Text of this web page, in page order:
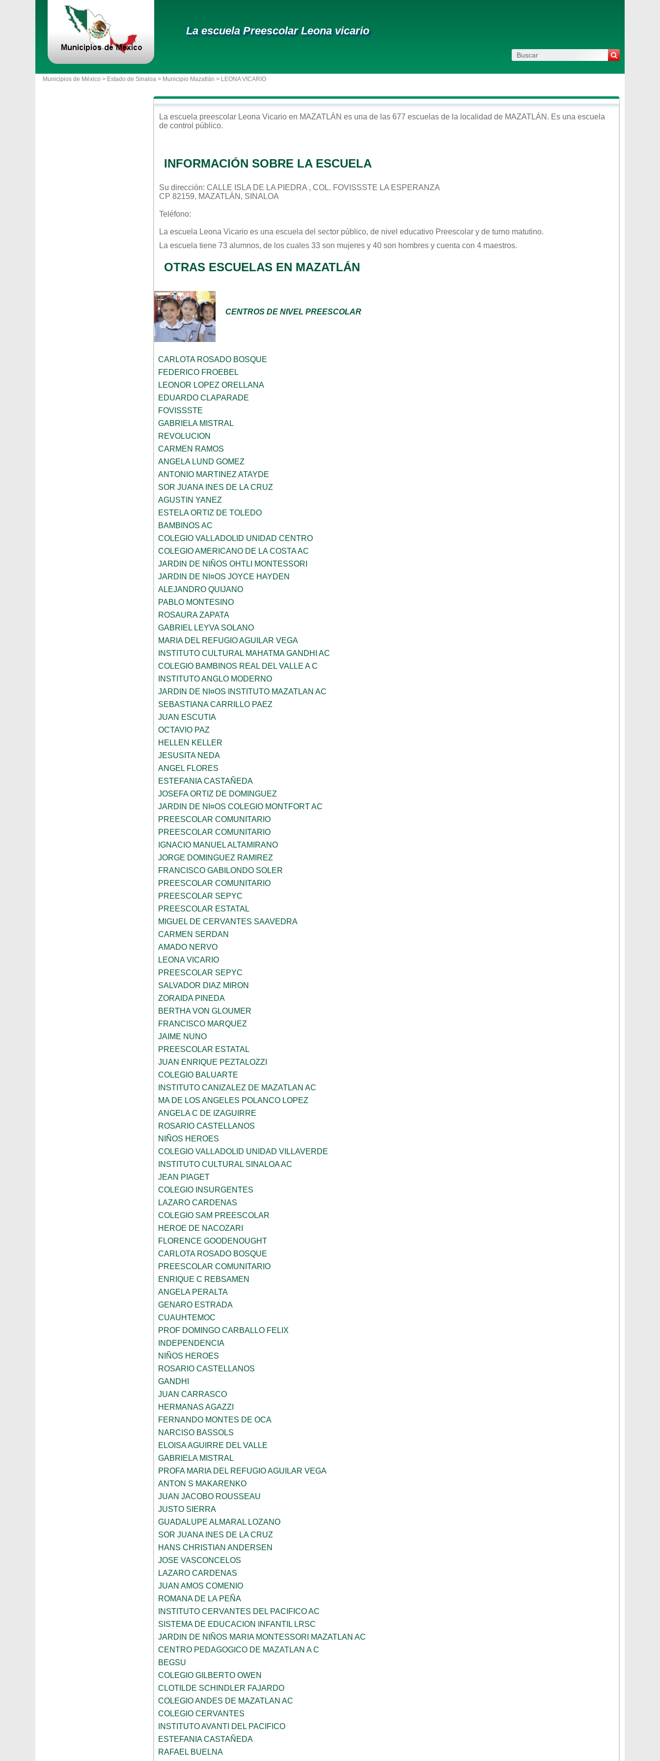
La escuela Preescolar Leona vicario
Municipios de México > Estado de Sinaloa > Municipio Mazatlán > LEONA VICARIO
La escuela preescolar Leona Vicario en MAZATLÁN es una de las 677 escuelas de la localidad de MAZATLÁN . Es una escuela
de control público.
INFORMACIÓN SOBRE LA ESCUELA
Su dirección: CALLE ISLA DE LA PIEDRA , COL. FOVISSSTE LA ESPERANZA
CP 82159, MAZATLÁN, SINALOA
Teléfono:
La escuela Leona Vicario es una escuela del sector público, de nivel educativo Preescolar y de turno matutino.
La escuela tiene 73 alumnos, de los cuales 33 son mujeres y 40 son hombres y cuenta con 4 maestros.
OTRAS ESCUELAS EN MAZATLÁN
CENTROS DE NIVEL PREESCOLAR
CARLOTA ROSADO BOSQUE
FEDERICO FROEBEL
LEONOR LOPEZ ORELLANA
EDUARDO CLAPARADE
FOVISSSTE
GABRIELA MISTRAL
REVOLUCION
CARMEN RAMOS
ANGELA LUND GOMEZ
ANTONIO MARTINEZ ATAYDE
SOR JUANA INES DE LA CRUZ
AGUSTIN YANEZ
ESTELA ORTIZ DE TOLEDO
BAMBINOS AC
COLEGIO VALLADOLID UNIDAD CENTRO
COLEGIO AMERICANO DE LA COSTA AC
JARDIN DE NIÑOS OHTLI MONTESSORI
JARDIN DE NI¤OS JOYCE HAYDEN
ALEJANDRO QUIJANO
PABLO MONTESINO
ROSAURA ZAPATA
GABRIEL LEYVA SOLANO
MARIA DEL REFUGIO AGUILAR VEGA
INSTITUTO CULTURAL MAHATMA GANDHI AC
COLEGIO BAMBINOS REAL DEL VALLE A C
INSTITUTO ANGLO MODERNO
JARDIN DE NI¤OS INSTITUTO MAZATLAN AC
SEBASTIANA CARRILLO PAEZ
JUAN ESCUTIA
OCTAVIO PAZ
HELLEN KELLER
JESUSITA NEDA
ANGEL FLORES
ESTEFANIA CASTAÑEDA
JOSEFA ORTIZ DE DOMINGUEZ
JARDIN DE NI¤OS COLEGIO MONTFORT AC
PREESCOLAR COMUNITARIO
PREESCOLAR COMUNITARIO
IGNACIO MANUEL ALTAMIRANO
JORGE DOMINGUEZ RAMIREZ
FRANCISCO GABILONDO SOLER
PREESCOLAR COMUNITARIO
PREESCOLAR SEPYC
PREESCOLAR ESTATAL
MIGUEL DE CERVANTES SAAVEDRA
CARMEN SERDAN
AMADO NERVO
LEONA VICARIO
PREESCOLAR SEPYC
SALVADOR DIAZ MIRON
ZORAIDA PINEDA
BERTHA VON GLOUMER
FRANCISCO MARQUEZ
JAIME NUNO
PREESCOLAR ESTATAL
JUAN ENRIQUE PEZTALOZZI
COLEGIO BALUARTE
INSTITUTO CANIZALEZ DE MAZATLAN AC
MA DE LOS ANGELES POLANCO LOPEZ
ANGELA C DE IZAGUIRRE
ROSARIO CASTELLANOS
NIÑOS HEROES
COLEGIO VALLADOLID UNIDAD VILLAVERDE
INSTITUTO CULTURAL SINALOA AC
JEAN PIAGET
COLEGIO INSURGENTES
LAZARO CARDENAS
COLEGIO SAM PREESCOLAR
HEROE DE NACOZARI
FLORENCE GOODENOUGHT
CARLOTA ROSADO BOSQUE
PREESCOLAR COMUNITARIO
ENRIQUE C REBSAMEN
ANGELA PERALTA
GENARO ESTRADA
CUAUHTEMOC
PROF DOMINGO CARBALLO FELIX
INDEPENDENCIA
NIÑOS HEROES
ROSARIO CASTELLANOS
GANDHI
JUAN CARRASCO
HERMANAS AGAZZI
FERNANDO MONTES DE OCA
NARCISO BASSOLS
ELOISA AGUIRRE DEL VALLE
GABRIELA MISTRAL
PROFA MARIA DEL REFUGIO AGUILAR VEGA
ANTON S MAKARENKO
JUAN JACOBO ROUSSEAU
JUSTO SIERRA
GUADALUPE ALMARAL LOZANO
SOR JUANA INES DE LA CRUZ
HANS CHRISTIAN ANDERSEN
JOSE VASCONCELOS
LAZARO CARDENAS
JUAN AMOS COMENIO
ROMANA DE LA PEÑA
INSTITUTO CERVANTES DEL PACIFICO AC
SISTEMA DE EDUCACION INFANTIL LRSC
JARDIN DE NIÑOS MARIA MONTESSORI MAZATLAN AC
CENTRO PEDAGOGICO DE MAZATLAN A C
BEGSU
COLEGIO GILBERTO OWEN
CLOTILDE SCHINDLER FAJARDO
COLEGIO ANDES DE MAZATLAN AC
COLEGIO CERVANTES
INSTITUTO AVANTI DEL PACIFICO
ESTEFANIA CASTAÑEDA
RAFAEL BUELNA